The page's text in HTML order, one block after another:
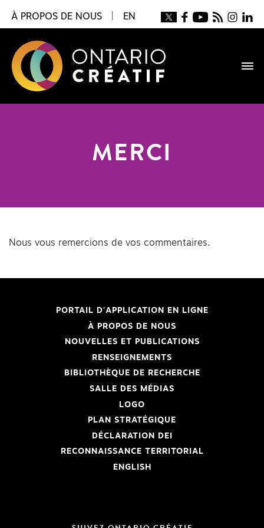
À PROPOS DE NOUS EN
MERCI
Nous vous remercions de vos commentaires.
PORTAIL D'APPLICATION EN LIGNE
À PROPOS DE NOUS
NOUVELLES ET PUBLICATIONS
RENSEIGNEMENTS
BIBLIOTHÈQUE DE RECHERCHE
SALLE DES MÉDIAS
LOGO
PLAN STRATÉGIQUE
DÉCLARATION DEI
RECONNAISSANCE TERRITORIAL
ENGLISH